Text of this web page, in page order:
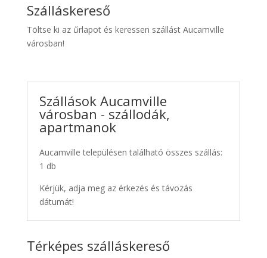
Szálláskereső
Töltse ki az űrlapot és keressen szállást Aucamville
városban!
Szállások Aucamville
városban - szállodák,
apartmanok
Aucamville településen található összes szállás:
1 db
Kérjük, adja meg az érkezés és távozás
dátumát!
Térképes szálláskereső